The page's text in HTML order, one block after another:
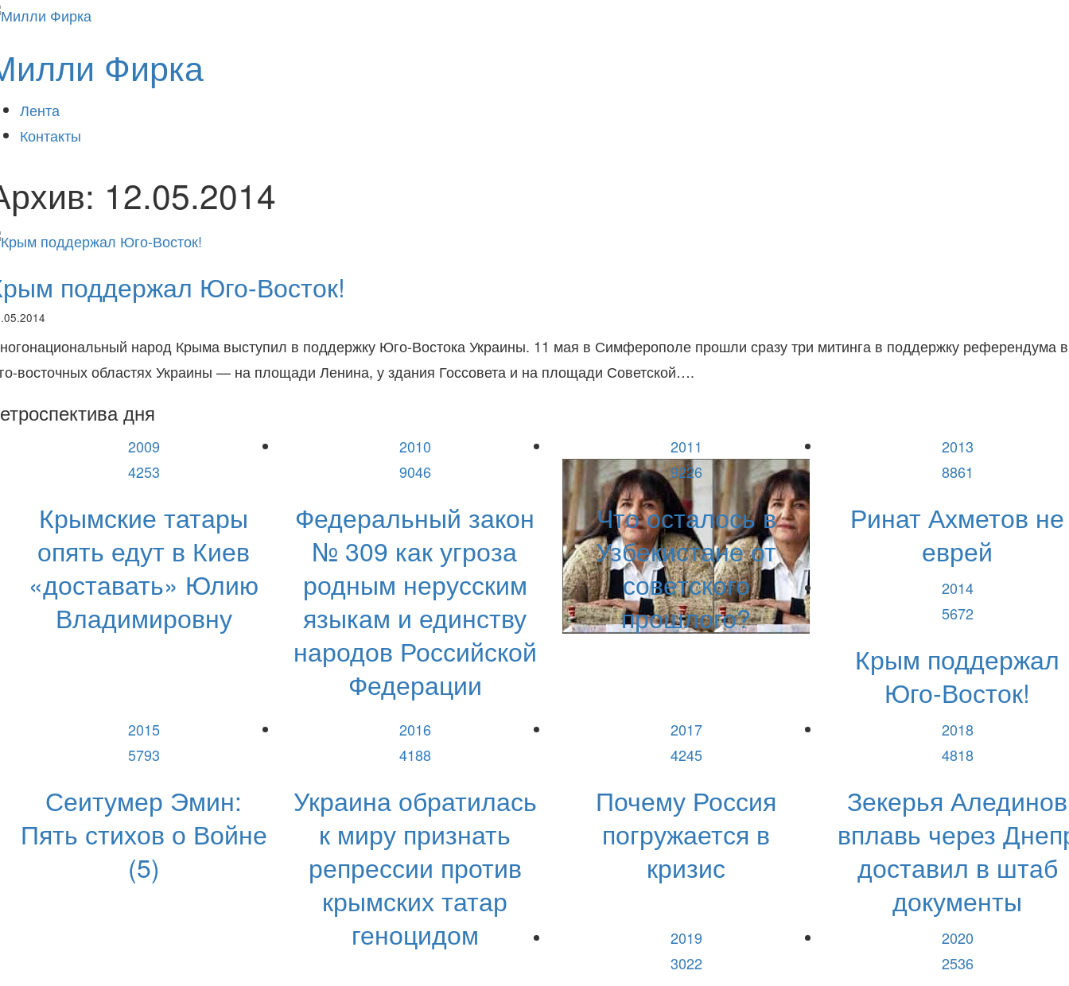
Фирка
Лента
Контакты
12.05.2014
поддержал Юго-Восток!
народ Крыма выступил в поддержку Юго-Востока Украины. 11 мая в Симферополе прошли сразу три митинга в поддержку референдума в
восточных областях Украины — на площади Ленина, у здания Госсовета и на площади Советской….
дня
2009
4253
Крымские татары
опять едут в Киев
«доставать» Юлию
Владимировну
2010
9046
Федеральный закон
№ 309 как угроза
родным нерусским
языкам и единству
народов Российской
Федерации
2011
9226
Что осталось в
Узбекистане от
советского
прошлого?
2013
8861
Ринат Ахметов не
еврей
2014
5672
Крым поддержал
Юго-Восток!
2015
5793
Сеитумер Эмин:
Пять стихов о Войне
(5)
2016
4188
Украина обратилась
к миру признать
репрессии против
крымских татар
геноцидом
2017
4245
Почему Россия
погружается в
кризис
2018
4818
Зекерья Алединов
вплавь через
доставил в штаб
документы
2019
3022
2020
2536